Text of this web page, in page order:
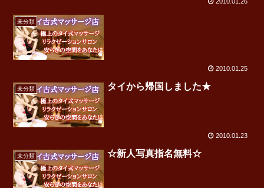
未分類
2010.01.25
未分類 タイから帰国しました★
2010.01.23
未分類 ☆新人写真指名無料☆